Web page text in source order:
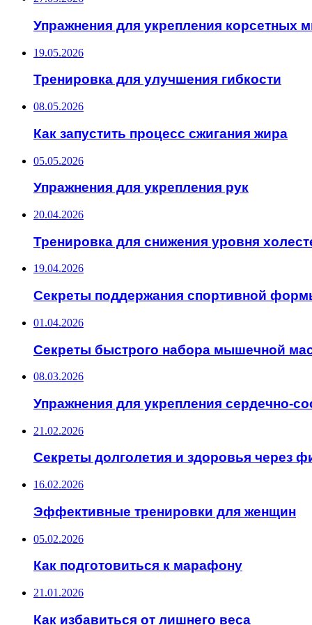
Упражнения для укрепления корсетных
19.05.2026
Тренировка для улучшения гибкости
08.05.2026
Как запустить процесс сжигания жира
05.05.2026
Упражнения для укрепления рук
20.04.2026
Тренировка для снижения уровня
19.04.2026
Секреты поддержания спортивной
01.04.2026
Секреты быстрого набора мышечной
08.03.2026
Упражнения для укрепления сердечно-
21.02.2026
Секреты долголетия и здоровья через
16.02.2026
Эффективные тренировки для женщин
05.02.2026
Как подготовиться к марафону
21.01.2026
Как избавиться от лишнего веса